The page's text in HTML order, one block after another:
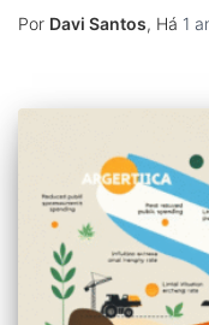
Por Davi Santos, Há 1